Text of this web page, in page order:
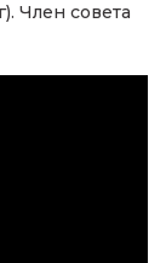
Член совета